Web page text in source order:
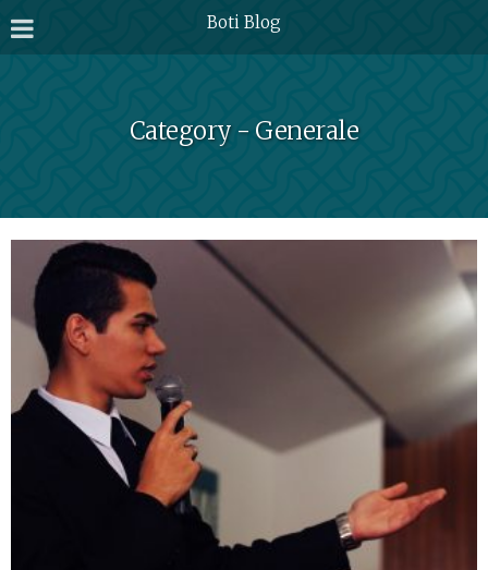
Boti Blog
Category - Generale